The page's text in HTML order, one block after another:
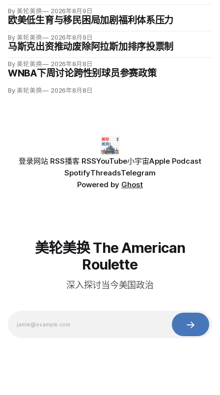
冲动；
By 美轮美换 2026年8月9日
欧美低生育与移民困局加剧福利体系压力
By 美轮美换 2026年8月9日
马斯克出资推动废除阿拉斯加排序投票制
By 美轮美换 2026年8月8日
WNBA下周讨论跨性别球员参赛政策
By 美轮美换 2026年8月8日
登录网站 RSS播客 RSSYouTube小宇宙Apple Podcast
SpotifyThreadsTelegram
Powered by Ghost
美轮美换 The American
Roulette
深入探讨当今美国政治